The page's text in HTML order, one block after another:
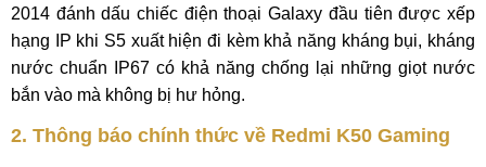
2014 đánh dấu chiếc điện thoại Galaxy đầu tiên được xếp
hạng IP khi S5 xuất hiện đi kèm khả năng kháng bụi, kháng
nước chuẩn IP67 có khả năng chống lại những giọt nước
bắn vào mà không bị hư hỏng.
2. Thông báo chính thức về Redmi K50 Gaming